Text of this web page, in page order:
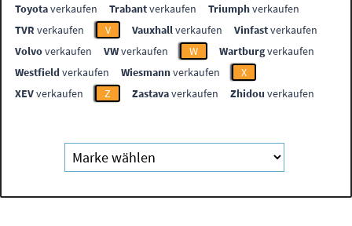
Toyotaverkaufen Trabantverkaufen Triumphverkaufen
TVR verkaufen V Vauxhallverkaufen Vinfastverkaufen
Volvoverkaufen VWverkaufen W Wartburgverkaufen
Westfieldverkaufen Wiesmannverkaufen
X
XEVverkaufen Z Zastavaverkaufen Zhidou verkaufen